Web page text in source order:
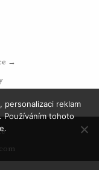
→
personalizaci reklam
Používáním tohoto